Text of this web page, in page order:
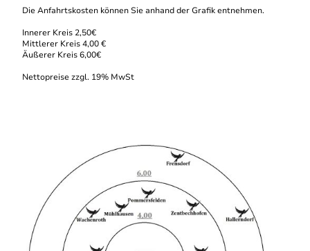
Die Anfahrtskosten können Sie anhand der Grafik entnehmen.
Innerer Kreis 2,50€
Mittlerer Kreis 4,00 €
Äußerer Kreis 6,00€
Nettopreise zzgl. 19% MwSt